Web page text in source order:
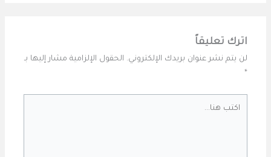
اترك تعليقاً
لن يتم نشر عنوان بريدك الإلكتروني. الحقول الإلزامية مشار إليها بـ
*